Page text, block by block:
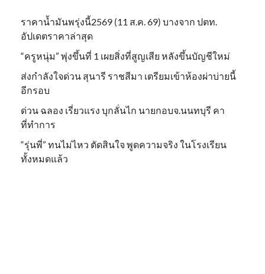
ราคาน้ำมันพรุ่งนี้2569 (11 ส.ค. 69) บางจาก ปตท.
อัปเดตราคาล่าสุด
“ครูหนุ่ม” พุ่งขึ้นที่ 1 เผยสิ่งที่สูญเสีย หลังขึ้นบัญชีใหม่
ส่งกำลังใจด่วน สุนารี ราชสีมา เตรียมเข้าห้องผ่าบ่ายนี้
อีกรอบ
ด่วน ฉลอง เรี่ยวแรง บุกลั่นไก นายกอบจ.นนทบุรี คา
ที่ทำการ
“รุ่นพี่” ทนไม่ไหว ตัดสินใจ พูดความจริง ในโรงเรียน
ทั้งหมดแล้ว